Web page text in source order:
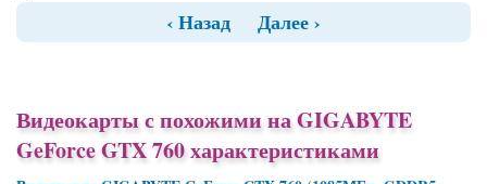
‹ Назад Далее ›
Видеокарты с похожими на GIGABYTE
GeForce GTX 760 характеристиками